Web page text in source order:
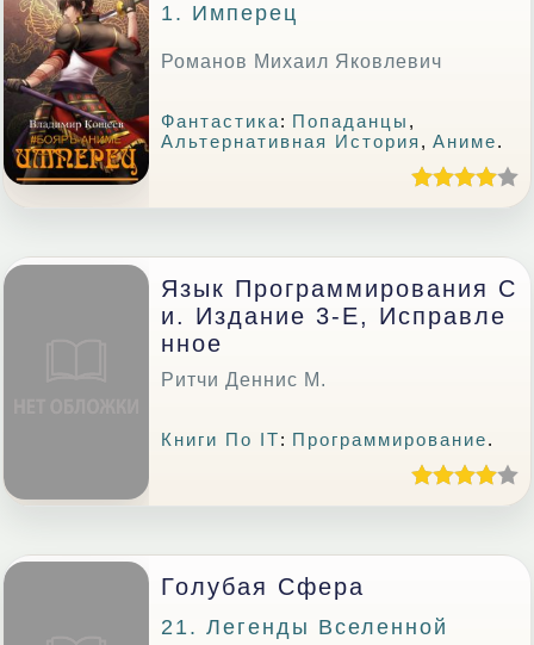
1. Имперец
Романов Михаил Яковлевич
Фантастика: Попаданцы ,
Альтернативная История ,Аниме.
Язык Программирования С
И. Издание 3-Е, Исправле
Нное
Ритчи Деннис М.
Книги По IT: Программирование.
Голубая Сфера
21. Легенды Вселенной